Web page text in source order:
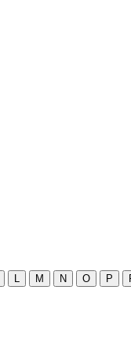
M N O P